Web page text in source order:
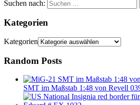
Suchen nach:
Kategorien
Kategorien
Random Posts
SMT im Maßstab 1:48 von Revell